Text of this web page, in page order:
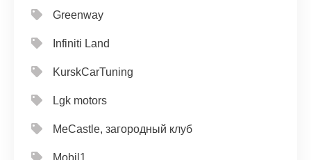
Greenway
Infiniti Land
KurskCarTuning
Lgk motors
MeCastle, загородный клуб
Mobil1